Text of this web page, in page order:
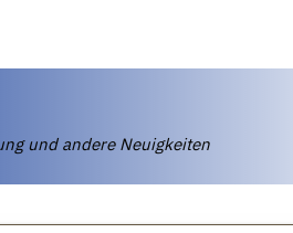
und andere Neuigkeiten